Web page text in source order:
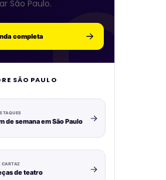
São Paulo.
completa
SÃO PAULO
de semana em São Paulo
CARTAZ
de teatro